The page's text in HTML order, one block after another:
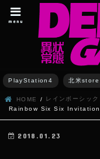
menu
PlayStation4 北米store
HOME
レインボーシック
Rainbow Six Six
2018.01.23